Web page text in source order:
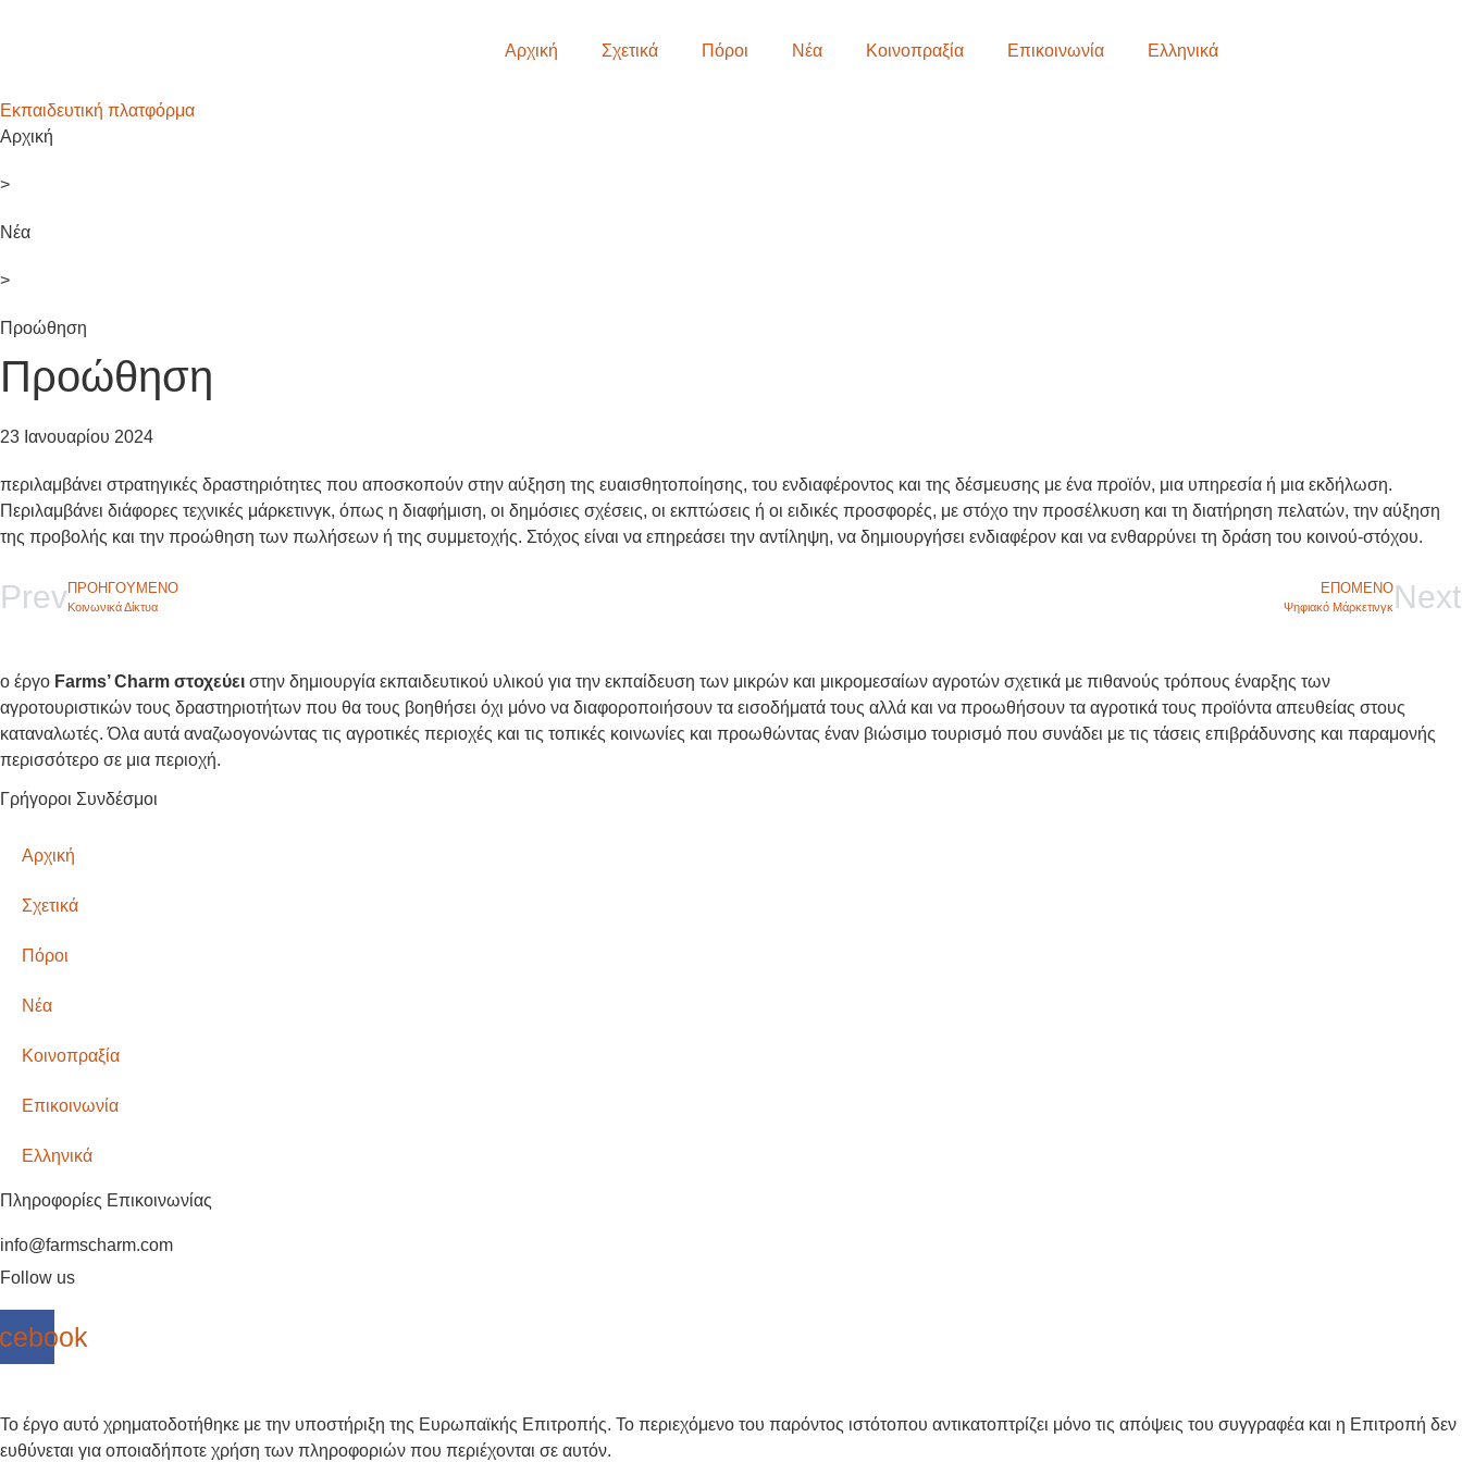
Αρχική Σχετικά Πόροι Νέα Κοινοπραξία Επικοινωνία Ελληνικά
Εκπαιδευτική πλατφόρμα
Αρχική
>
Νέα
>
Προώθηση
Προώθηση
23 Ιανουαρίου 2024
περιλαμβάνει στρατηγικές δραστηριότητες που αποσκοπούν στην αύξηση της ευαισθητοποίησης, του ενδιαφέροντος και της δέσμευσης με ένα προϊόν, μια υπηρεσία ή μια εκδήλωση.
Περιλαμβάνει διάφορες τεχνικές μάρκετινγκ, όπως η διαφήμιση, οι δημόσιες σχέσεις, οι εκπτώσεις ή οι ειδικές προσφορές, με στόχο την προσέλκυση και τη διατήρηση πελατών, την αύξηση
της προβολής και την προώθηση των πωλήσεων ή της συμμετοχής. Στόχος είναι να επηρεάσει την αντίληψη, να δημιουργήσει ενδιαφέρον και να ενθαρρύνει τη δράση του κοινού-στόχου.
PrevΠΡΟΗΓΟΎΜΕΝΟ
Κοινωνικά Δίκτυα
ΕΠΌΜΕΝΟ
Ψηφιακό Μάρκετινγκ Next
ο έργο Farms’ Charm στοχεύει στην δημιουργία εκπαιδευτικού υλικού για την εκπαίδευση των μικρών και μικρομεσαίων αγροτών σχετικά με πιθανούς τρόπους έναρξης των
αγροτουριστικών τους δραστηριοτήτων που θα τους βοηθήσει όχι μόνο να διαφοροποιήσουν τα εισοδήματά τους αλλά και να προωθήσουν τα αγροτικά τους προϊόντα απευθείας στους
καταναλωτές. Όλα αυτά αναζωογονώντας τις αγροτικές περιοχές και τις τοπικές κοινωνίες και προωθώντας έναν βιώσιμο τουρισμό που συνάδει με τις τάσεις επιβράδυνσης και παραμονής
περισσότερο σε μια περιοχή.
Γρήγοροι Συνδέσμοι
Αρχική
Σχετικά
Πόροι
Νέα
Κοινοπραξία
Επικοινωνία
Ελληνικά
Πληροφορίες Επικοινωνίας
info@farmscharm.com
Follow us
Το έργο αυτό χρηματοδοτήθηκε με την υποστήριξη της Ευρωπαϊκής Επιτροπής. Το περιεχόμενο του παρόντος ιστότοπου αντικατοπτρίζει μόνο τις απόψεις του συγγραφέα και η Επιτροπή δεν
ευθύνεται για οποιαδήποτε χρήση των πληροφοριών που περιέχονται σε αυτόν.